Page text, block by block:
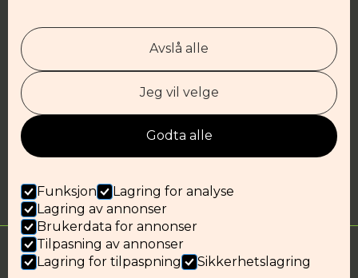
Avslå alle
Jeg vil velge
Godta alle
Funksjon
Lagring for analyse
Lagring av annonser
Brukerdata for annonser
Tilpasning av annonser
Lagring for tilpaspning
Sikkerhetslagring
post@evangeliesenteret.no
21 00 49 00
Org.nr.: 951 675 318
Sponsor
© Alle rettigheter – Stiftelsen Evangeliesenteret